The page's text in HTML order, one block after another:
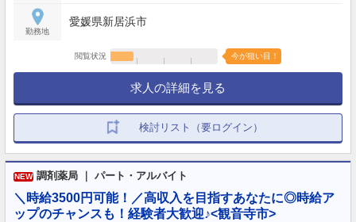
勤務地
愛媛県新居浜市
閲覧状況 今が狙い目！
求人の詳細を見る
検討リスト（要ログイン）
NEW 調剤薬局 ｜ パート・アルバイト
＼時給3500円可能！／高収入を目指すあなたに◎時給ア
ップのチャンスも！経験者大歓迎♪<観音寺市>